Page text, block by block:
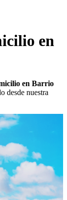
en
en Barrio
desde nuestra